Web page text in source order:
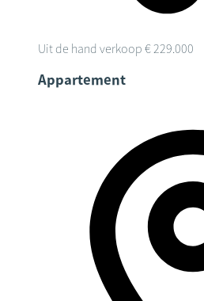
Uit de hand verkoop € 229.000
Appartement